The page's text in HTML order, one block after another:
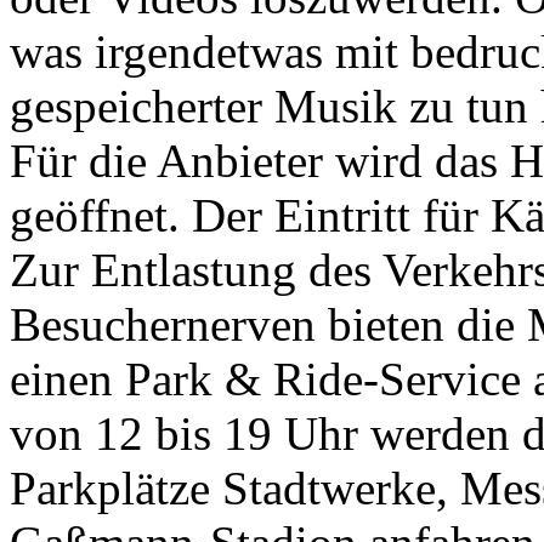
was irgendetwas mit
gespeicherter Musik zu
Für die Anbieter wird das
geöffnet. Der Eintritt für
Zur Entlastung des
Besuchernerven bieten die
einen Park & Ride-Service
von 12 bis 19 Uhr werden
Parkplätze Stadtwerke,